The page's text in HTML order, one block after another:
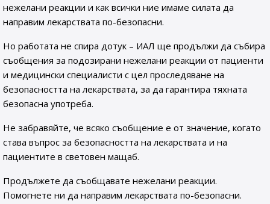
нежелани реакции и как всички ние имаме силата да
направим лекарствата по-безопасни.
Но работата не спира дотук – ИАЛ ще продължи да събира
съобщения за подозирани нежелани реакции от пациенти
и медицински специалисти с цел проследяване на
безопасността на лекарствата, за да гарантира тяхната
безопасна употреба.
Не забравяйте, че всяко съобщение е от значение, когато
става въпрос за безопасността на лекарствата и на
пациентите в световен мащаб.
Продължете да съобщавате нежелани реакции.
Помогнете ни да направим лекарствата по-безопасни.